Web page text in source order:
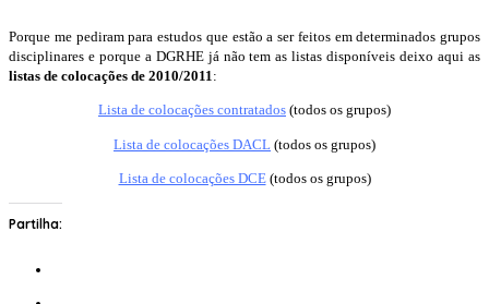
Porque me pediram para estudos que estão a ser feitos em determinados grupos
disciplinares e porque a DGRHE já não tem as listas disponíveis deixo aqui as
listas de colocações de 2010/2011 :
Lista de colocações contratados (todos os grupos)
Lista de colocações DACL (todos os grupos)
Lista de colocações DCE(todos os grupos)
Partilha: